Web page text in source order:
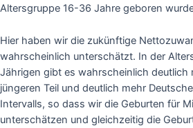
Altersgruppe 16-36 Jahre geboren
Hier haben wir die zukünftige
wahrscheinlich unterschätzt. In der
Jährigen gibt es wahrscheinlich deutlich
jüngeren Teil und deutlich mehr
Intervalls, so dass wir die Geburten für
unterschätzen und gleichzeitig die